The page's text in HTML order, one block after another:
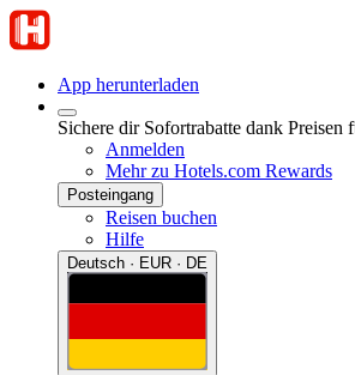
App herunterladen
Sichere dir Sofortrabatte dank Preisen
Anmelden
Mehr zu Hotels.com Rewards
Posteingang
Reisen buchen
Hilfe
Deutsch · EUR · DE